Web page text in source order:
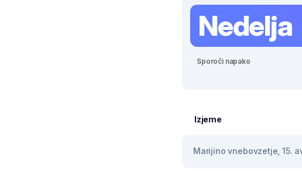
Nedelja
Sporoči napako
Izjeme
Marijino vnebovzetje, 15.